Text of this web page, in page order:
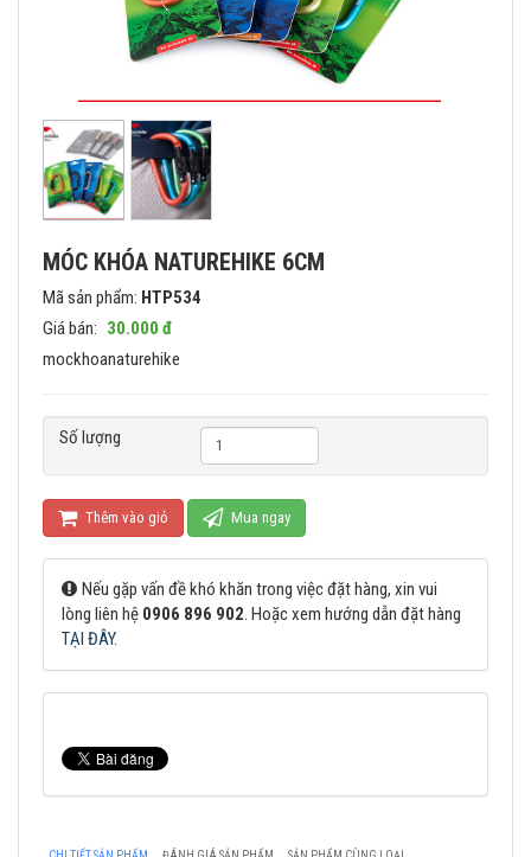
MÓC KHÓA NATUREHIKE 6CM
Mã sản phẩm: HTP534
Giá bán: 30.000 đ
mockhoanaturehike
Số lượng
Thêm vào giỏ Mua ngay
Nếu gặp vấn đề khó khăn trong việc đặt hàng, xin vui
lòng liên hệ 0906 896 902. Hoặc xem hướng dẫn đặt hàng
TẠI ĐÂY.